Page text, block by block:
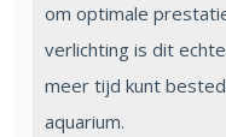
om optimale
verlichting is dit
meer tijd kunt
aquarium.